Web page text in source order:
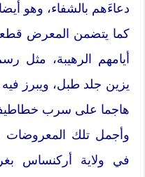
دعاءَهم بالشفاء، وهو
كما يتضمن المعرض
يزين جلد طبل، ويبرز
هاجما على سرب
في ولاية أركنساس